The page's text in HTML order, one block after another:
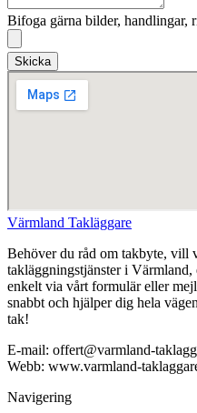
Bifoga gärna bilder, handlingar,
Skicka
Värmland Takläggare
Behöver du råd om takbyte, vill
takläggningstjänster i
enkelt via vårt formulär eller
snabbt och hjälper dig hela
tak!
E-mail: offert@varmland-
Webb: www.varmland-
Navigering